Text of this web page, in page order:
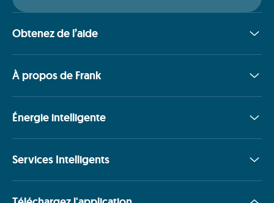
Obtenez de l’aide
À propos de Frank
Énergie intelligente
Services Intelligents